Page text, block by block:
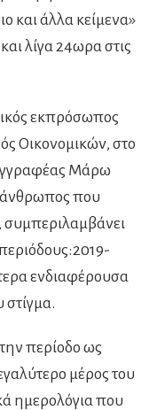
και άλλα κείμενα»
λίγα 24ωρα στις
εκπρόσωπος
Οικονομικών, στο
Μάρω
άνθρωπος που
συμπεριλαμβάνει
ενδιαφέρουσα
στίγμα.
περίοδο ως
μέρος του
ημερολόγια που